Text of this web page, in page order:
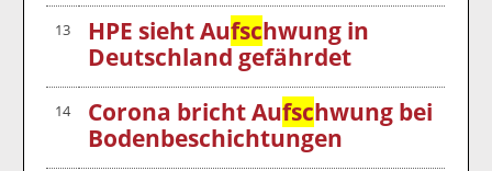
13 HPE sieht Aufschwung in
Deutschland gefährdet
14 Corona bricht Aufschwung bei
Bodenbeschichtungen